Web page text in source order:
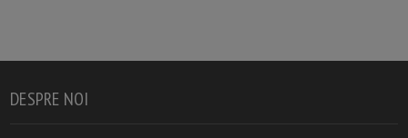
DESPRE NOI